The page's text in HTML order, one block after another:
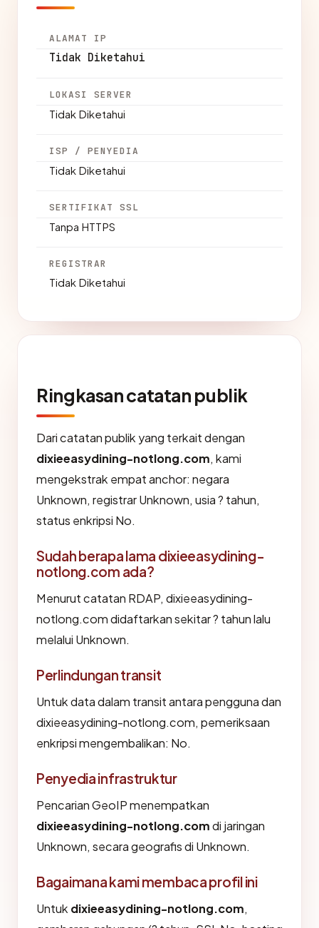
ALAMAT IP
Tidak Diketahui
LOKASI SERVER
Tidak Diketahui
ISP / PENYEDIA
Tidak Diketahui
SERTIFIKAT SSL
Tanpa HTTPS
REGISTRAR
Tidak Diketahui
Ringkasan catatan publik
Dari catatan publik yang terkait dengan
dixieeasydining-notlong.com, kami
mengekstrak empat anchor: negara
Unknown, registrar Unknown, usia ? tahun,
status enkripsi No.
Sudah berapa lama dixieeasydining-
notlong.com ada?
Menurut catatan RDAP, dixieeasydining-
notlong.com didaftarkan sekitar ? tahun lalu
melalui Unknown.
Perlindungan transit
Untuk data dalam transit antara pengguna dan
dixieeasydining-notlong.com, pemeriksaan
enkripsi mengembalikan: No.
Penyedia infrastruktur
Pencarian GeoIP menempatkan
dixieeasydining-notlong.comdi jaringan
Unknown, secara geografis di Unknown.
Bagaimana kami membaca profil ini
Untuk dixieeasydining-notlong.com,